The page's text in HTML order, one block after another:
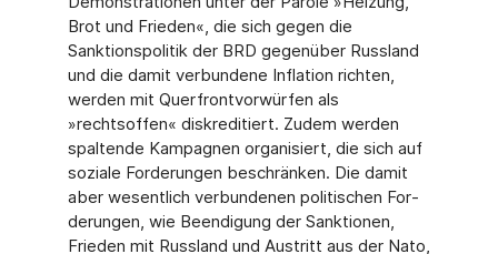
Brot und Frieden«, die sich gegen die
Sanktionspolitik der BRD gegenüber Russland
und die damit verbundene Inflation richten,
werden mit Querfrontvorwürfen als
»rechtsoffen« diskreditiert. Zudem werden
spaltende Kampagnen organisiert, die sich auf
soziale Forderungen beschränken. Die damit
aber wesentlich verbundenen politischen For­
derungen, wie Beendigung der Sanktionen,
Frieden mit Russland und Austritt aus der Nato,